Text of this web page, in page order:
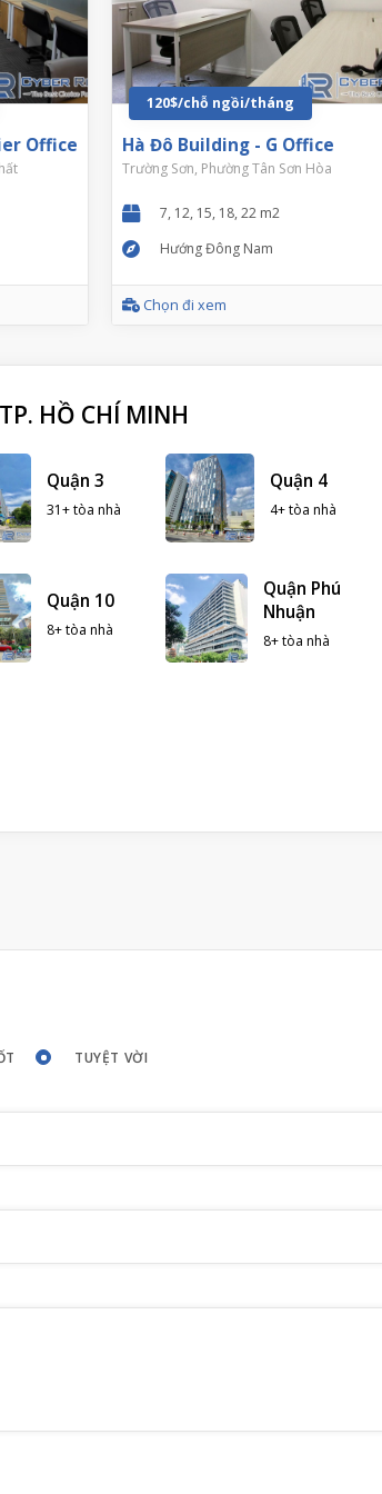
Office
120$/chỗ ngồi/tháng
Hà Đô Building - G Office
Trường Sơn, Phường Tân Sơn Hòa
7, 12, 15, 18, 22 m2
Hướng Đông Nam
Chọn đi xem
HỒ CHÍ MINH
Quận 3
31+ tòa nhà
Quận 4
4+ tòa nhà
Quận 10
8+ tòa nhà
Quận Phú
Nhuận
8+ tòa nhà
TUYỆT VỜI